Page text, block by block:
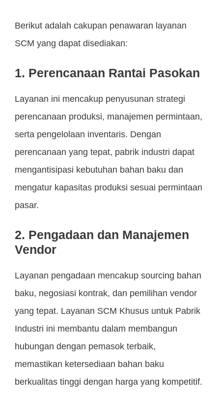
Berikut adalah cakupan penawaran layanan
SCM yang dapat disediakan:
1. Perencanaan Rantai Pasokan
Layanan ini mencakup penyusunan strategi
perencanaan produksi, manajemen permintaan,
serta pengelolaan inventaris. Dengan
perencanaan yang tepat, pabrik industri dapat
mengantisipasi kebutuhan bahan baku dan
mengatur kapasitas produksi sesuai permintaan
pasar.
2. Pengadaan dan Manajemen
Vendor
Layanan pengadaan mencakup sourcing bahan
baku, negosiasi kontrak, dan pemilihan vendor
yang tepat. Layanan SCM Khusus untuk Pabrik
Industri ini membantu dalam membangun
hubungan dengan pemasok terbaik,
memastikan ketersediaan bahan baku
berkualitas tinggi dengan harga yang kompetitif.